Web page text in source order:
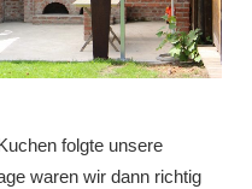
folgte unsere
waren wir dann richtig